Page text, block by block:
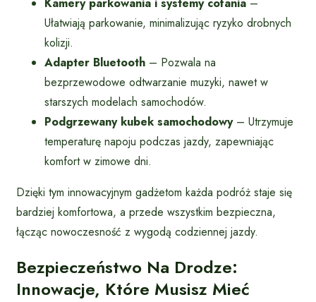
Ułatwiają parkowanie, minimalizując ryzyko drobnych
kolizji.
Adapter Bluetooth – Pozwala na
bezprzewodowe odtwarzanie muzyki, nawet w
starszych modelach samochodów.
Podgrzewany kubek samochodowy– Utrzymuje
temperaturę napoju podczas jazdy, zapewniając
komfort w zimowe dni.
Dzięki tym innowacyjnym gadżetom każda podróż staje się
bardziej komfortowa, a przede wszystkim bezpieczna,
łącząc nowoczesność z wygodą codziennej jazdy.
Bezpieczeństwo Na Drodze:
Innowacje, Które Musisz Mieć